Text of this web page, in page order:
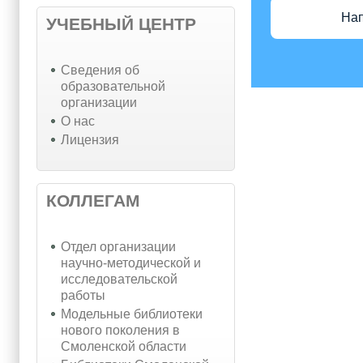
УЧЕБНЫЙ ЦЕНТР
Cведения об
образовательной
организации
О нас
Лицензия
КОЛЛЕГАМ
Отдел организации
научно-методической и
исследовательской
работы
Модельные библиотеки
нового поколения в
Смоленской области